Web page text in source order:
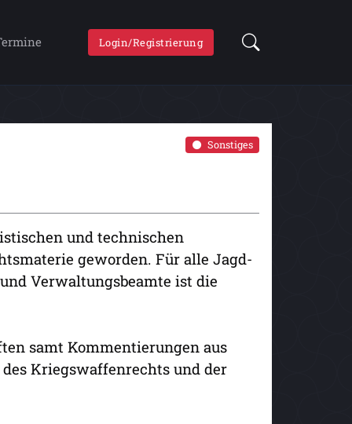
Login/Registrierung
Sonstiges
und technischen
geworden. Für alle Jagd-
Verwaltungsbeamte ist die
samt Kommentierungen aus
Kriegswaffenrechts und der